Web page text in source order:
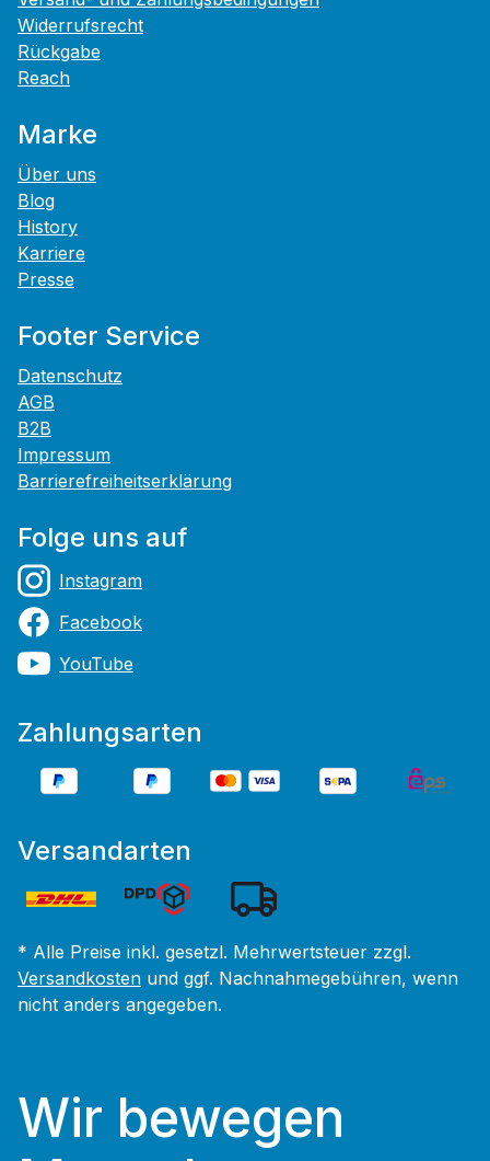
Widerrufsrecht
Rückgabe
Reach
Marke
Über uns
Blog
History
Karriere
Presse
Footer Service
Datenschutz
AGB
B2B
Impressum
Barrierefreiheitserklärung
Folge uns auf
Instagram
Facebook
YouTube
Zahlungsarten
Versandarten
* Alle Preise inkl. gesetzl. Mehrwertsteuer zzgl.
Versandkosten und ggf. Nachnahmegebühren, wenn
nicht anders angegeben.
Wir bewegen